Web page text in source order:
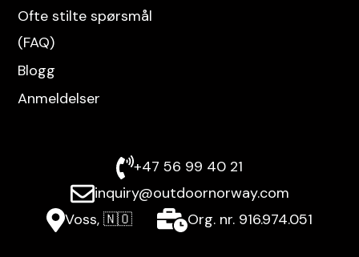
Ofte stilte spørsmål
(FAQ)
Blogg
Anmeldelser
+47 56 99 40 21
inquiry@outdoornorway.com
Voss, 🇳🇴
Org. nr. 916.974.051